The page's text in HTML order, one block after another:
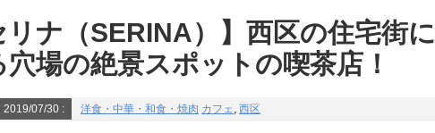
リナ（SERINA）】西区の住宅街に
穴場の絶景スポットの喫茶店！
2019/07/30 : 洋食・中華・和食・焼肉 カフェ, 西区